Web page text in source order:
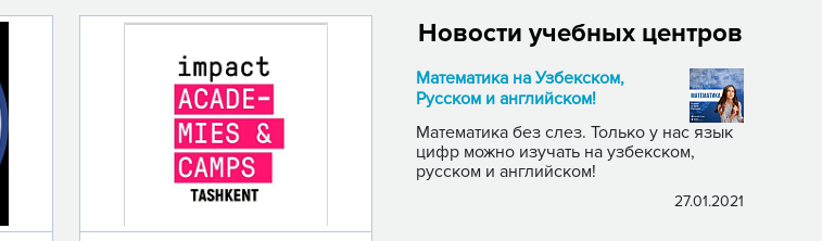
Новости учебных центров
Математика на Узбекском,
Русском и английском!
Математика без слез. Только у нас язык
цифр можно изучать на узбекском,
русском и английском!
27.01.2021